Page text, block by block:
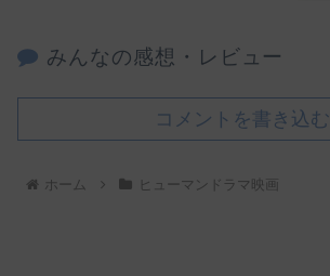
みんなの感想・レビュー
コメントを書き込む
ホーム ヒューマンドラマ映画